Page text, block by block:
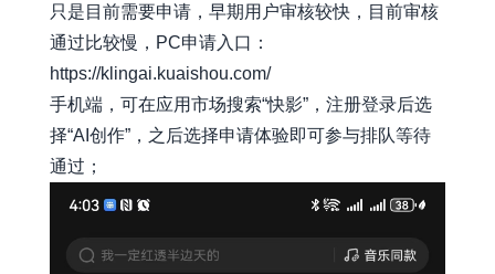
只是目前需要申请，早期用户审核较快，目前审核
通过比较慢，PC申请入口：
https://klingai.kuaishou.com/
手机端，可在应用市场搜索“快影”，注册登录后选
择“AI创作”，之后选择申请体验即可参与排队等待
通过；